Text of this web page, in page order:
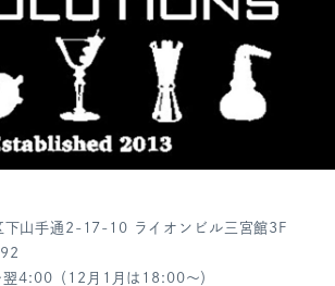
下山手通2-17-10 ライオンビル三宮館3F
4:00（12月1月は18:00～）